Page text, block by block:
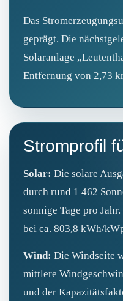
Das
geprägt. Die
Solaranlage
Entfernung von 2,73
Stromprofil
Solar: Die solare
durch rund 1 462
sonnige Tage pro
bei ca. 803,8 kWh/
Wind: Die Windseite
mittlere
und der